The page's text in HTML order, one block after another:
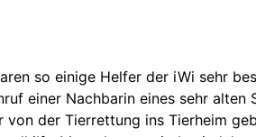
so einige Helfer der iWi sehr
einer Nachbarin eines sehr alten
von der Tierrettung ins Tierheim